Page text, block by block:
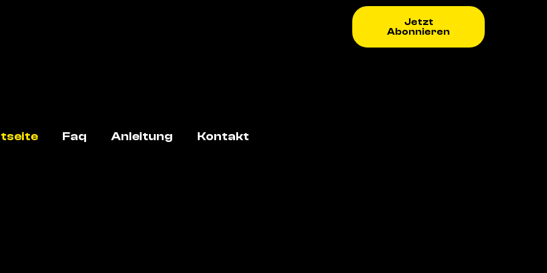
Faq Anleitung Kontakt
Jetzt
Abonnieren